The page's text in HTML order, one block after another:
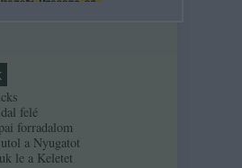
felé
forradalom
a Nyugatot
le a Keletet